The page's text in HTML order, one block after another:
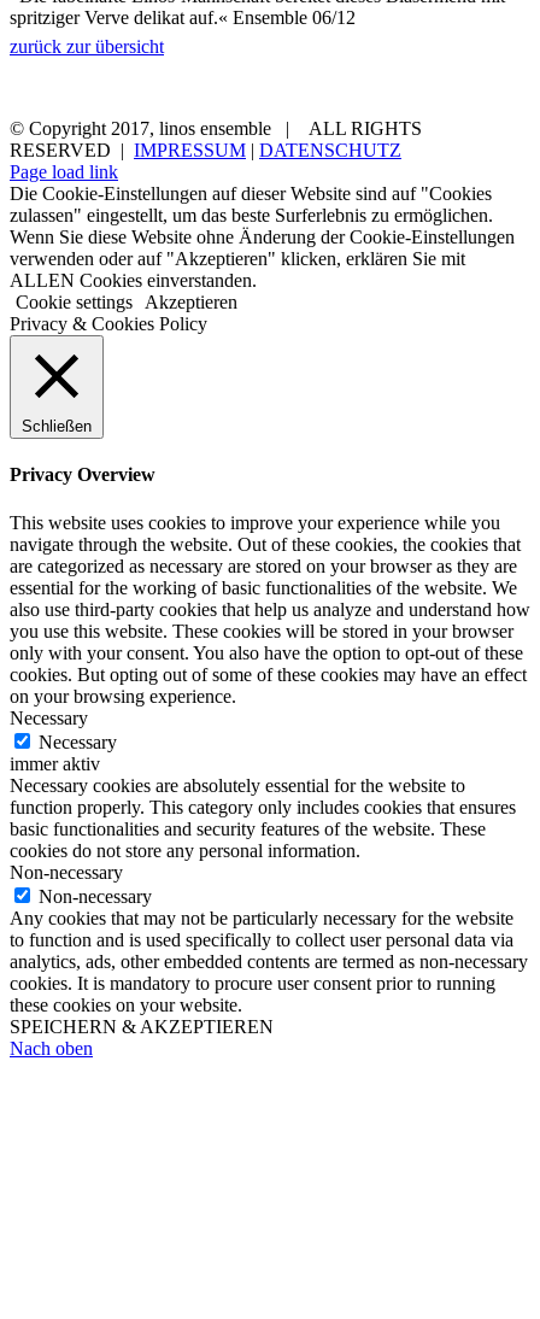
spritziger Verve delikat auf.« Ensemble 06/12
zurück zur übersicht
© Copyright 2017, linos ensemble | ALL RIGHTS
RESERVED | IMPRESSUM | DATENSCHUTZ
Page load link
Die Cookie-Einstellungen auf dieser Website sind auf "Cookies
zulassen" eingestellt, um das beste Surferlebnis zu ermöglichen.
Wenn Sie diese Website ohne Änderung der Cookie-Einstellungen
verwenden oder auf "Akzeptieren" klicken, erklären Sie mit
ALLEN Cookies einverstanden.
Cookie settings
Akzeptieren
Privacy & Cookies Policy
Schließen
Privacy Overview
This website uses cookies to improve your experience while you
navigate through the website. Out of these cookies, the cookies that
are categorized as necessary are stored on your browser as they are
essential for the working of basic functionalities of the website. We
also use third-party cookies that help us analyze and understand how
you use this website. These cookies will be stored in your browser
only with your consent. You also have the option to opt-out of these
cookies. But opting out of some of these cookies may have an effect
on your browsing experience.
Necessary
Necessary
immer aktiv
Necessary cookies are absolutely essential for the website to
function properly. This category only includes cookies that ensures
basic functionalities and security features of the website. These
cookies do not store any personal information.
Non-necessary
Non-necessary
Any cookies that may not be particularly necessary for the website
to function and is used specifically to collect user personal data via
analytics, ads, other embedded contents are termed as non-necessary
cookies. It is mandatory to procure user consent prior to running
these cookies on your website.
SPEICHERN & AKZEPTIEREN
Nach oben